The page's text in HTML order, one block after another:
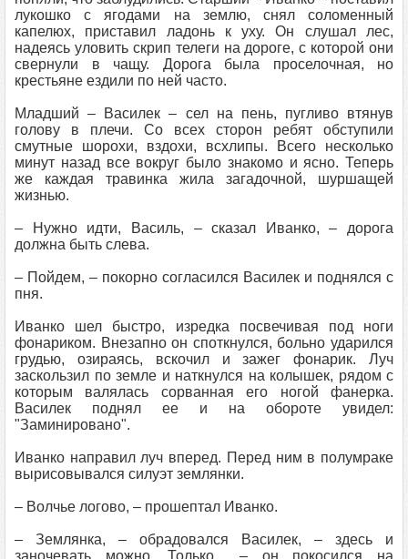
лукошко с ягодами на землю, снял соломенный
капелюх, приставил ладонь к уху. Он слушал лес,
надеясь уловить скрип телеги на дороге, с которой они
свернули в чащу. Дорога была проселочная, но
крестьяне ездили по ней часто.
Младший – Василек – сел на пень, пугливо втянув
голову в плечи. Со всех сторон ребят обступили
смутные шорохи, вздохи, всхлипы. Всего несколько
минут назад все вокруг было знакомо и ясно. Теперь
же каждая травинка жила загадочной, шуршащей
жизнью.
– Нужно идти, Василь, – сказал Иванко, – дорога
должна быть слева.
– Пойдем, – покорно согласился Василек и поднялся с
пня.
Иванко шел быстро, изредка посвечивая под ноги
фонариком. Внезапно он споткнулся, больно ударился
грудью, озираясь, вскочил и зажег фонарик. Луч
заскользил по земле и наткнулся на колышек, рядом с
которым валялась сорванная его ногой фанерка.
Василек поднял ее и на обороте увидел:
"Заминировано".
Иванко направил луч вперед. Перед ним в полумраке
вырисовывался силуэт землянки.
– Волчье логово, – прошептал Иванко.
– Землянка, – обрадовался Василек, – здесь и
заночевать можно. Только... – он покосился на